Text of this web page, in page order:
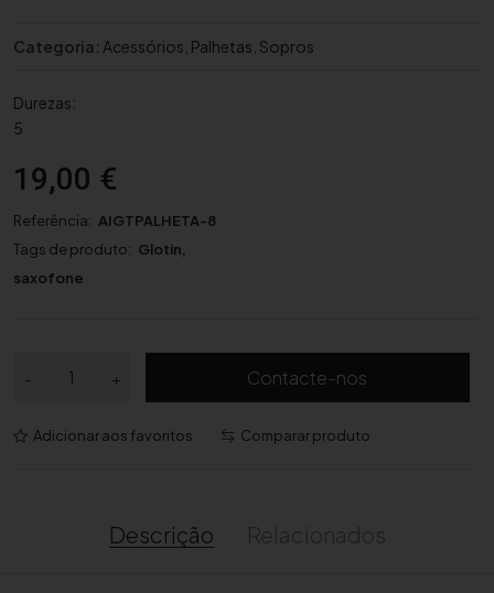
Categoria: Acessórios Palhetas Sopros
Durezas:
5
19,00 €
Referência: AIGTPALHETA-8
Tags de produto: Glotin,
saxofone
-
n
+ Contacte-nos
Adicionar aos favoritos Comparar produto
Descrição